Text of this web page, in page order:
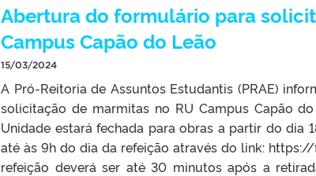
Abertura do formulário para
Campus Capão do Leão
15/03/2024
A Pró-Reitoria de Assuntos Estudantis (PRAE)
solicitação de marmitas no RU Campus Capão
Unidade estará fechada para obras a partir do dia
até às 9h do dia da refeição através do link:
refeição deverá ser até 30 minutos após a